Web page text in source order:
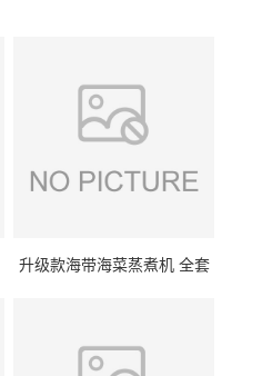
升级款海带海菜蒸煮机 全套